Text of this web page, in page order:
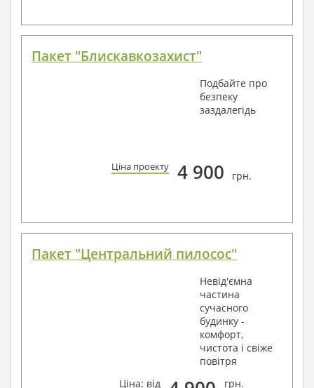
Пакет "Блискавкозахист"
Подбайте про
безпеку
заздалегідь
Ціна проекту 4 900 грн.
Пакет "Центральний пилосос"
Невід'ємна
частина
сучасного
будинку -
комфорт,
чистота і свіже
повітря
Ціна: від
грн.